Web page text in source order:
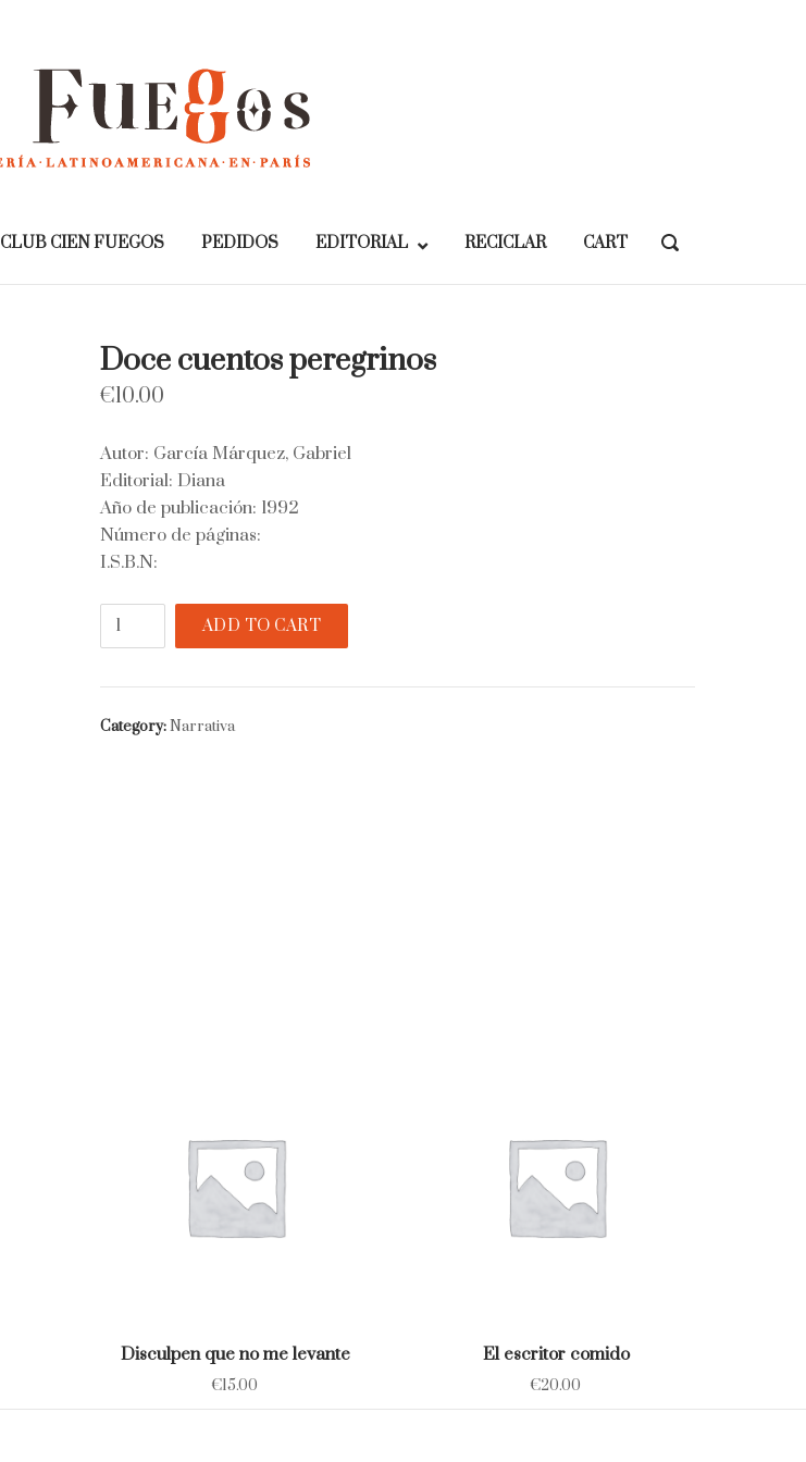
CLUB CIEN FUEGOS PEDIDOS EDITORIAL RECICLAR CART
OPEN
BAR
Doce cuentos peregrinos
€10.00
Autor: García Márquez, Gabriel
Editorial: Diana
Año de publicación: 1992
Número de páginas:
I.S.B.N:
Doce
quantity
ADD TO CART
Category:Narrativa
Disculpen que no me levante
€15.00
El escritor comido
€20.00